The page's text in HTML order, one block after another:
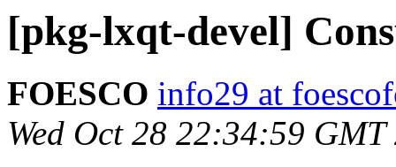
[pkg-lxqt-devel]
FOESCO info29 at
Wed Oct 28 22:34:59 GMT